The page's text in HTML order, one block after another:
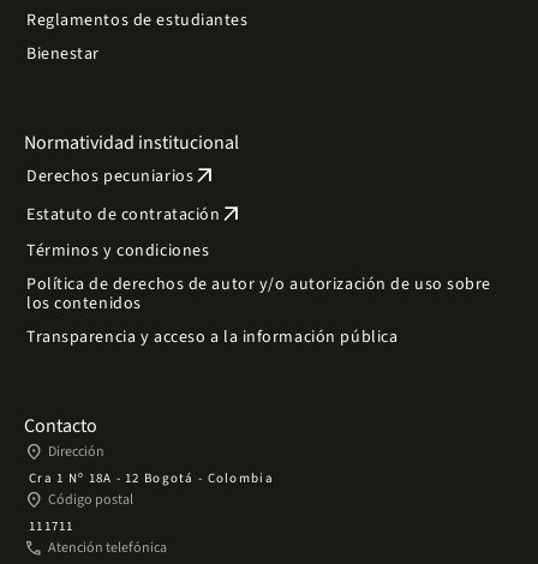
Reglamentos de estudiantes
Bienestar
Normatividad institucional
Derechos pecuniariosarrow_outward
Estatuto de contratación arrow_outward
Términos y condiciones
Política de derechos de autor y/o autorización de uso sobre
los contenidos
Transparencia y acceso a la información pública
Contacto
place Dirección
Cra 1 Nº 18A - 12 Bogotá - Colombia
place Código postal
111711
phone Atención telefónica